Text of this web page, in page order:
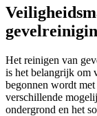
Het reinigen van
is het belangrijk om
begonnen wordt
verschillende
ondergrond en het